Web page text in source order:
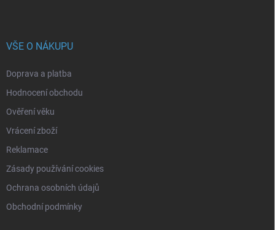
VŠE O NÁKUPU
Doprava a platba
Hodnocení obchodu
Ověření věku
Vrácení zboží
Reklamace
Zásady používání cookies
Ochrana osobních údajů
Obchodní podmínky